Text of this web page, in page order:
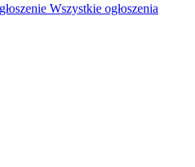
Wszystkie ogłoszenia